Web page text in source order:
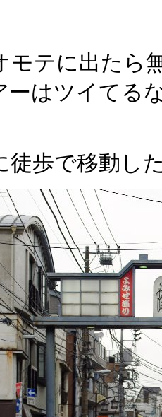
テに出たら
ーはツイてる
徒歩で移動し